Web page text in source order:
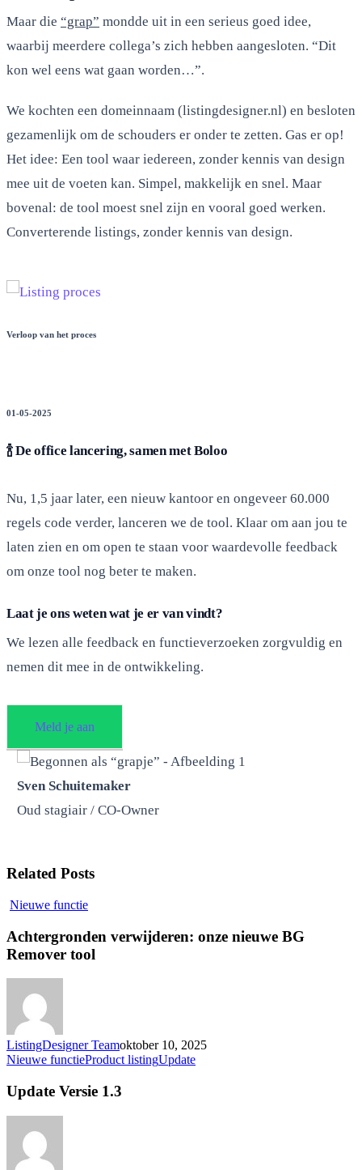
Maar die “grap” mondde uit in een serieus goed idee,
waarbij meerdere collega’s zich hebben aangesloten. “Dit
kon wel eens wat gaan worden…”.
We kochten een domeinnaam (listingdesigner.nl) en besloten
gezamenlijk om de schouders er onder te zetten. Gas er op!
Het idee: Een tool waar iedereen, zonder kennis van design
mee uit de voeten kan. Simpel, makkelijk en snel. Maar
bovenal: de tool moest snel zijn en vooral goed werken.
Converterende listings, zonder kennis van design.
Verloop van het proces
01-05-2025
🍾 De office lancering, samen met Boloo
Nu, 1,5 jaar later, een nieuw kantoor en ongeveer 60.000
regels code verder, lanceren we de tool. Klaar om aan jou te
laten zien en om open te staan voor waardevolle feedback
om onze tool nog beter te maken.
Laat je ons weten wat je er van vindt?
We lezen alle feedback en functieverzoeken zorgvuldig en
nemen dit mee in de ontwikkeling.
Meld je aan
Sven Schuitemaker
Oud stagiair / CO-Owner
Related Posts
Nieuwe functieAchtergronden
onze
nieuwe
BG
Achtergronden verwijderen: onze nieuwe BG
Remover tool
ListingDesigner Teamoktober 10, 2025
Nieuwe functieProduct listingUpdateUpdate
Update Versie 1.3